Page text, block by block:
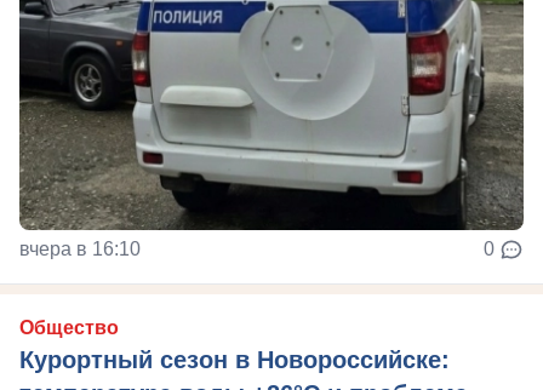
вчера в 16:10 0
Общество
Курортный сезон в Новороссийске: